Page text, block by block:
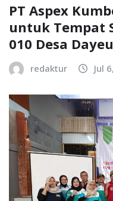
PT Aspex
untuk Tempat
010 Desa
redaktur Jul